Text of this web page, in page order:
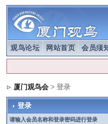
观鸟论坛 网站首页 会员须
厦门观鸟会 > 登录
登录
请输入会员名称和登录密码进行登录